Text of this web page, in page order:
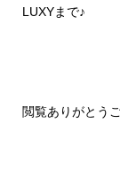
LUXYまで♪
閲覧ありがとう